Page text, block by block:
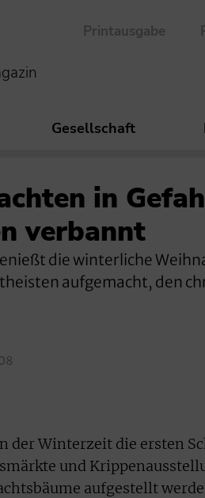
Printausgabe
Gesellschaft
in
verbannt
die winterliche
aufgemacht, den
der Winterzeit die ersten
und
aufgestellt